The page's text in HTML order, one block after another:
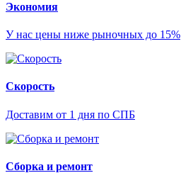
Экономия
У нас цены ниже рыночных до 15%
Скорость
Доставим от 1 дня по СПБ
Сборка и ремонт